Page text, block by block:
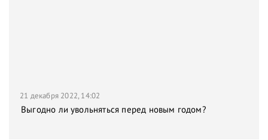
21 декабря 2022, 14:02
Выгодно ли увольняться перед новым годом?